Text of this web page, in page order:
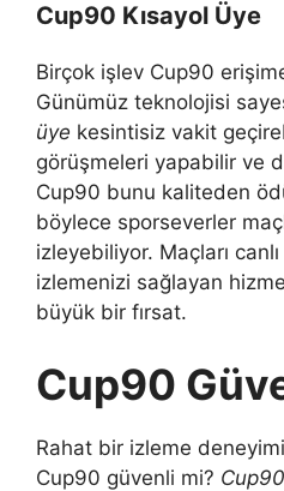
Cup90 Kısayol Üye
Birçok işlev Cup90
Günümüz teknolojisi
üye kesintisiz vakit
görüşmeleri yapabilir ve
Cup90 bunu kaliteden
böylece sporseverler
izleyebiliyor. Maçları
izlemenizi sağlayan
büyük bir fırsat.
Cup90
Rahat bir izleme
Cup90 güvenli mi?